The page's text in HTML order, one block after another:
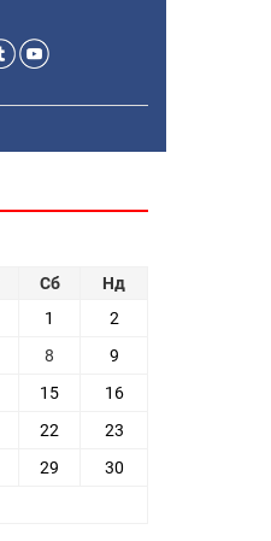
Сб
Нд
1
2
8
9
15
16
22
23
29
30